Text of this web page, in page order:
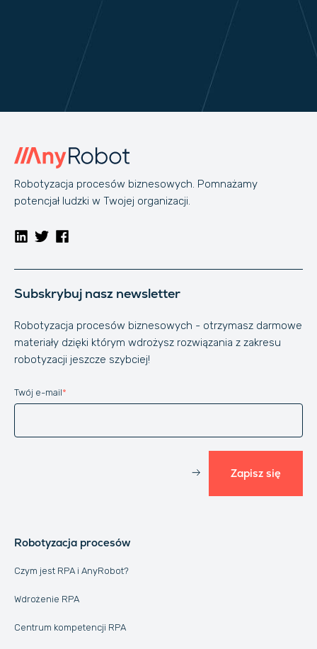
Robotyzacja procesów biznesowych. Pomnażamy
potencjał ludzki w Twojej organizacji.
Subskrybuj nasz newsletter
Robotyzacja procesów biznesowych - otrzymasz darmowe
materiały dzięki którym wdrożysz rozwiązania z zakresu
robotyzacji jeszcze szybciej!
Website
Twój e-mail*
Zapisz się
Robotyzacja procesów
Czym jest RPA i AnyRobot?
Wdrożenie RPA
Centrum kompetencji RPA